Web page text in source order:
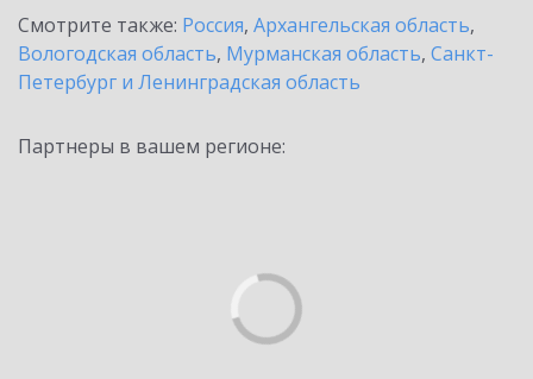
Смотрите также: Россия, Архангельская область,
Вологодская область, Мурманская область, Санкт-
Петербург и Ленинградская область
Партнеры в вашем регионе: